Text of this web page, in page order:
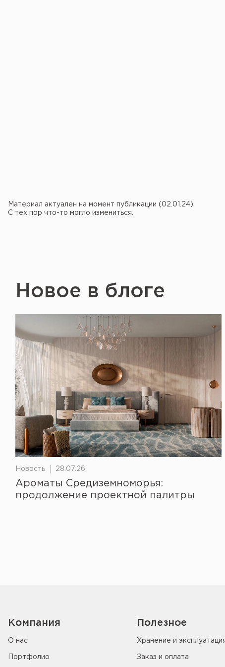
Материал актуален на момент публикации (02.01.24).
С тех пор что-то могло измениться.
Новое в блоге
Новость 28.07.26
Ароматы Средиземноморья:
продолжение проектной палитры
Компания
О нас
Портфолио
Полезное
Хранение и
Заказ и оплата